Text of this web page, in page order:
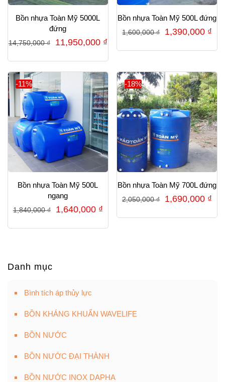
Bồn nhựa Toàn Mỹ 5000L
đứng
14,750,000₫
Giá
là:
14,750,000 ₫.
11,950,000 ₫Giá
tại
là:
11,950,000 ₫.
Bồn nhựa Toàn Mỹ 500L đứng
1,600,000₫
Giá
1,600,000 ₫.
1,390,000 ₫
là:
-11%
Bồn nhựa Toàn Mỹ 500L
ngang
1,840,000₫
Giá
1,640,000 ₫Giá
-18%
Bồn nhựa Toàn Mỹ 700L đứng
2,050,000₫
Giá
1,690,000 ₫
Danh mục
Bình tích áp thủy lực
BỒN KHÁNG KHUẨN WAVELIFE
BỒN NƯỚC
BỒN NƯỚC ĐẠI THÀNH
BỒN NƯỚC INOX DAPHA